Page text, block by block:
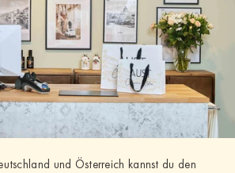
und Österreich kannst du den